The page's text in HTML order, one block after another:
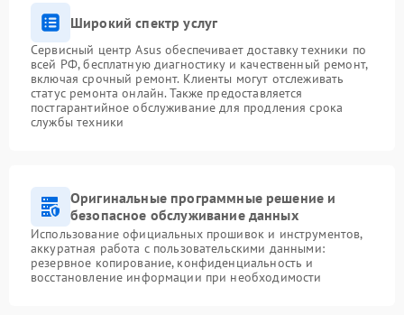
Широкий спектр услуг
Сервисный центр Asus обеспечивает доставку техники по
всей РФ, бесплатную диагностику и качественный ремонт,
включая срочный ремонт. Клиенты могут отслеживать
статус ремонта онлайн. Также предоставляется
постгарантийное обслуживание для продления срока
службы техники
Оригинальные программные решение и
безопасное обслуживание данных
Использование официальных прошивок и инструментов,
аккуратная работа с пользовательскими данными:
резервное копирование, конфиденциальность и
восстановление информации при необходимости